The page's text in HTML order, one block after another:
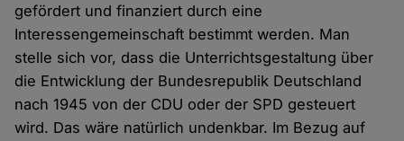
gefördert und finanziert durch eine
Interessengemeinschaft bestimmt werden. Man
stelle sich vor, dass die Unterrichtsgestaltung über
die Entwicklung der Bundesrepublik Deutschland
nach 1945 von der CDU oder der SPD gesteuert
wird. Das wäre natürlich undenkbar. Im Bezug auf